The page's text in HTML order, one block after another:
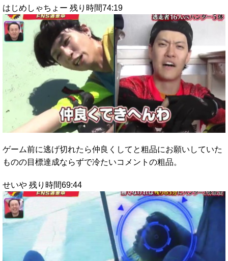
はじめしゃちょー 残り時間74:19
ゲーム前に逃げ切れたら仲良くしてと粗品にお願いしていた
ものの目標達成ならずで冷たいコメントの粗品。
せいや 残り時間69:44